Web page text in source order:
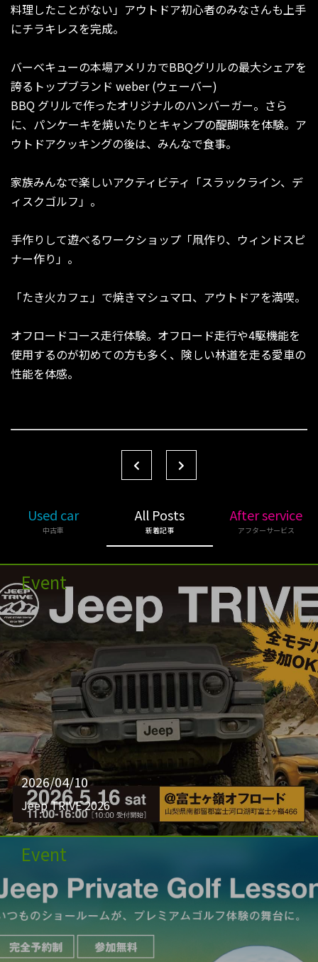
料理したことがない」アウトドア初心者のみなさんも上手
にチラキレスを完成。
バーベキューの本場アメリカでBBQグリルの最大シェアを
誇るトップブランド weber (ウェーバー)
BBQ グリルで作ったオリジナルのハンバーガー。さら
に、パンケーキを焼いたりとキャンプの醍醐味を体験。ア
ウトドアクッキングの後は、みんなで食事。
家族みんなで楽しいアクティビティ「スラックライン、デ
ィスクゴルフ」。
手作りして遊べるワークショップ「凧作り、ウィンドスピ
ナー作り」。
「たき火カフェ」で焼きマシュマロ、アウトドアを満喫。
オフロードコース走行体験。オフロード走行や4駆機能を
使用するのが初めての方も多く、険しい林道を走る愛車の
性能を体感。
Used car
中古車
All Posts
新着記事
After service
アフターサービス
Event
2026/04/10
Jeep TRIVE 2026
Event